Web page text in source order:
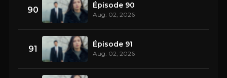
90 Épisode 90
Aug. 02, 2026
91 Épisode 91
Aug. 02, 2026